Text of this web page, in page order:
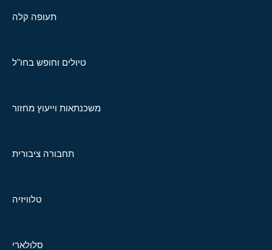
תעופה קלה
טיולים וחופש בחו"ל
משכנתאות וייעוץ מחזור
תחבורה ציבורית
טלוויזיה
סלולארי